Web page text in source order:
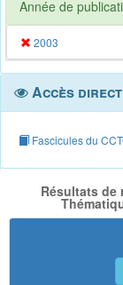
Année de
2003
Accès direct
Fascicules du
Résultats de